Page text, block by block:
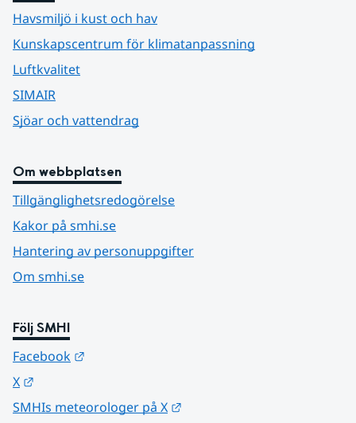
Havsmiljö i kust och hav
Kunskapscentrum för klimatanpassning
Luftkvalitet
SIMAIR
Sjöar och vattendrag
Om webbplatsen
Tillgänglighetsredogörelse
Kakor på smhi.se
Hantering av personuppgifter
Om smhi.se
Följ SMHI
Facebook
X
SMHIs meteorologer på X